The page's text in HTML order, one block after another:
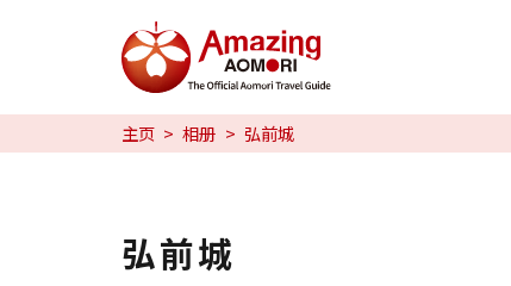
特辑
日本魅力
主页 相册 弘前城
弘前城